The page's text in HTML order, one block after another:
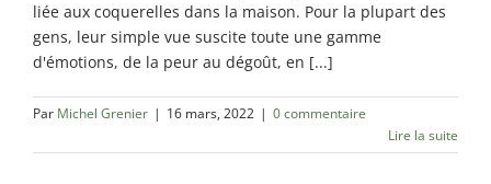
liée aux coquerelles dans la maison. Pour la plupart des
gens, leur simple vue suscite toute une gamme
d'émotions, de la peur au dégoût, en [...]
Par Michel Grenier | 16 mars, 2022 | 0 commentaire
Lire la suite